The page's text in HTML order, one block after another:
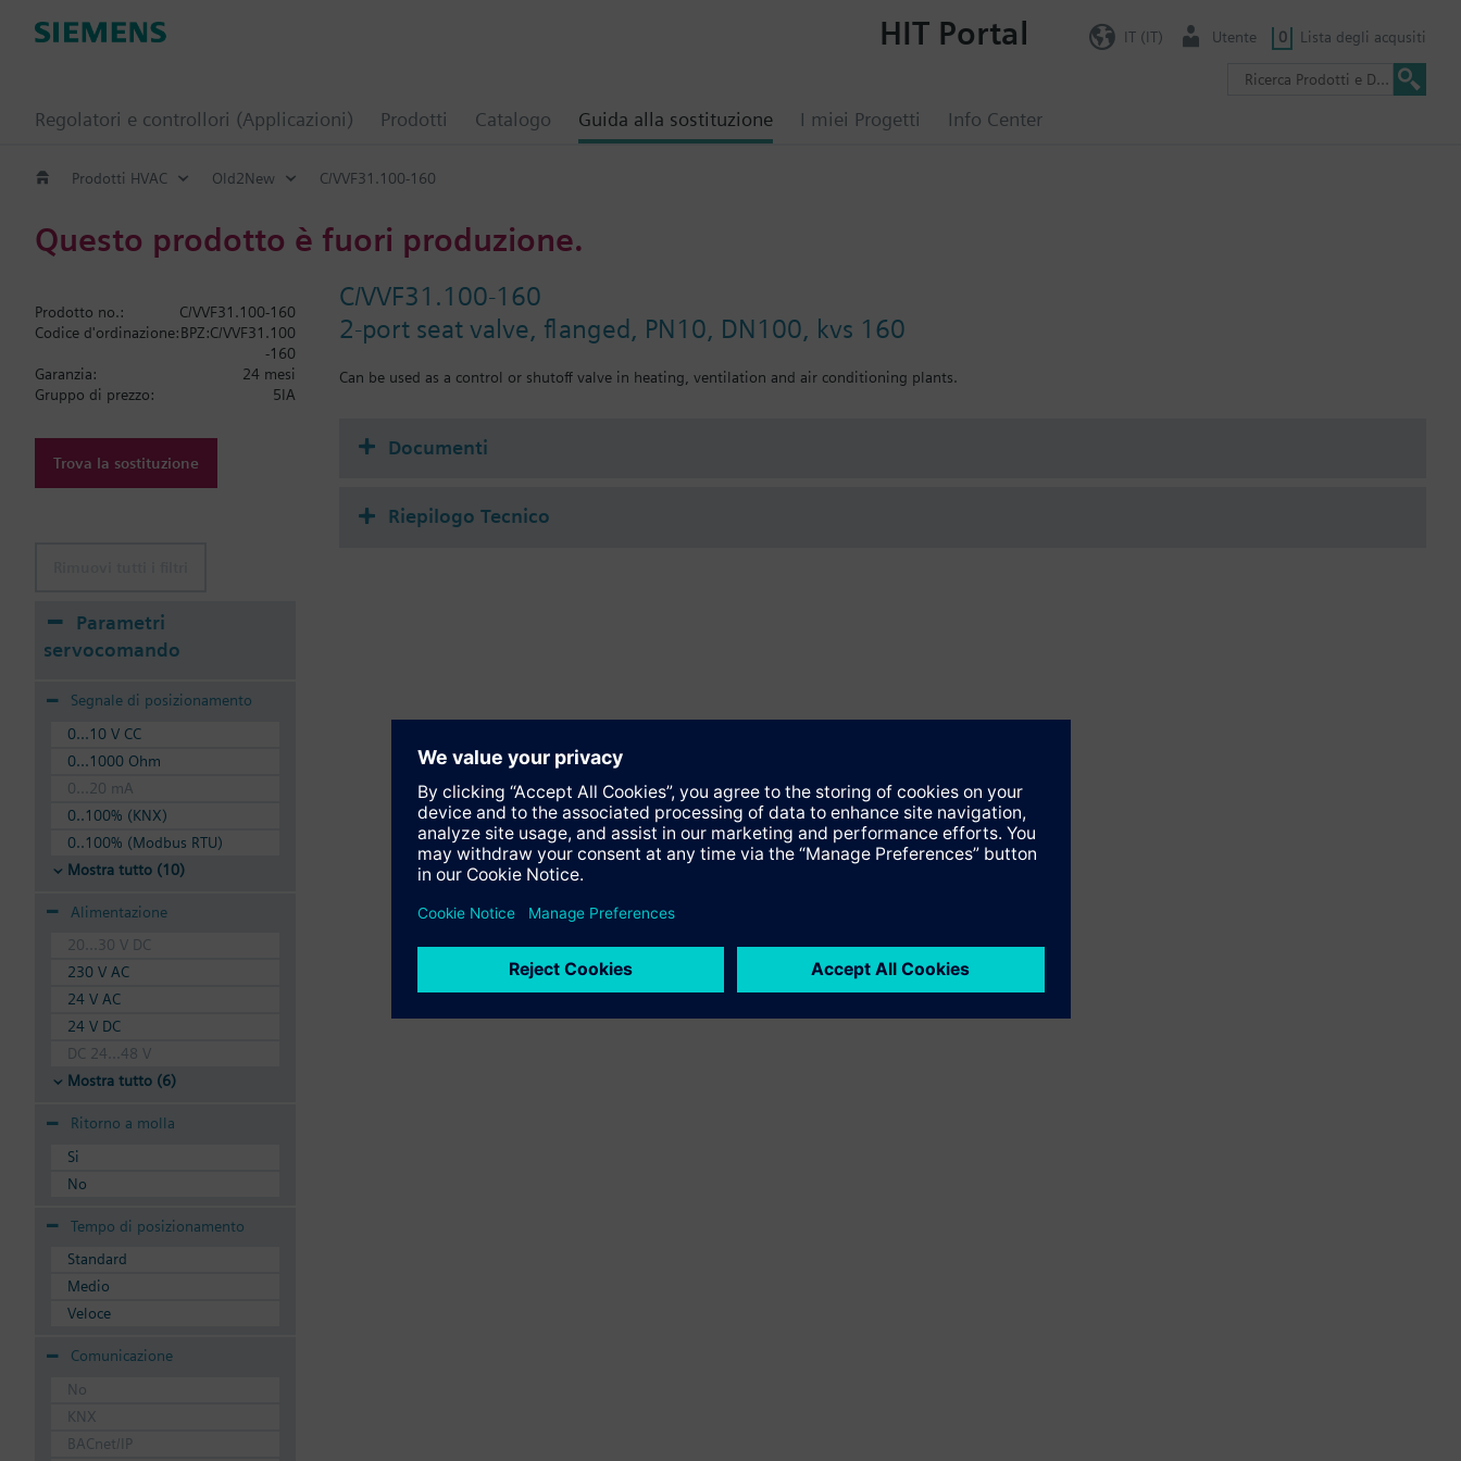
Regolatori e controllori (Applicazioni) Prodotti Catalogo Guida alla sostituzione I miei Progetti Info Center
HIT Portal IT (IT) Utente 0 Lista degli acqusiti
Prodotti HVAC Old2New C/VVF31.100-160
Questo prodotto è fuori produzione.
C/VVF31.100-160
2-port seat valve, flanged, PN10, DN100, kvs 160
Can be used as a control or shutoff valve in heating, ventilation and air conditioning plants.
Prodotto no.:
C/VVF31.100-160
Codice d'ordinazione:BPZ:C/VVF31.100
-160
Garanzia:
24 mesi
Gruppo di prezzo:
5IA
Trova la sostituzione
Parametri
servocomando
Segnale di posizionamento
0...10 V CC
0...1000 Ohm
0...20 mA
0..100% (KNX)
0..100% (Modbus RTU)
Mostra tutto (10)
Alimentazione
20...30 V DC
230 V AC
24 V AC
24 V DC
DC 24...48 V
Mostra tutto (6)
Ritorno a molla
Si
No
Tempo di posizionamento
Standard
Medio
Veloce
Comunicazione
No
KNX
BACnet/IP
Documenti
Riepilogo Tecnico